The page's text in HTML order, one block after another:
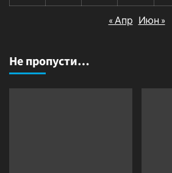
« Апр Июн »
Не пропусти…